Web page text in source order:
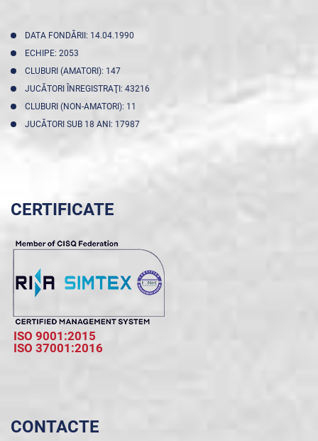
DATA FONDĂRII: 14.04.1990
ECHIPE: 2053
CLUBURI (AMATORI): 147
JUCĂTORI ÎNREGISTRAŢI: 43216
CLUBURI (NON-AMATORI): 11
JUCĂTORI SUB 18 ANI: 17987
CERTIFICATE
ISO 9001:2015
ISO 37001:2016
CONTACTE